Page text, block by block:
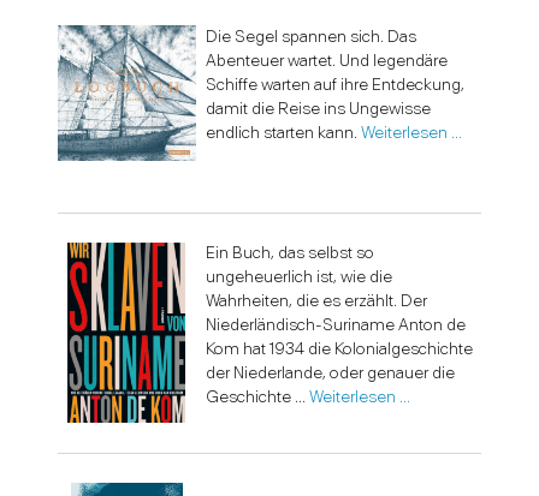
Die Segel spannen sich. Das
Abenteuer wartet. Und legendäre
Schiffe warten auf ihre Entdeckung,
damit die Reise ins Ungewisse
endlich starten kann. Weiterlesen …
Ein Buch, das selbst so
ungeheuerlich ist, wie die
Wahrheiten, die es erzählt. Der
Niederländisch-Suriname Anton de
Kom hat 1934 die Kolonialgeschichte
der Niederlande, oder genauer die
Geschichte ... Weiterlesen …